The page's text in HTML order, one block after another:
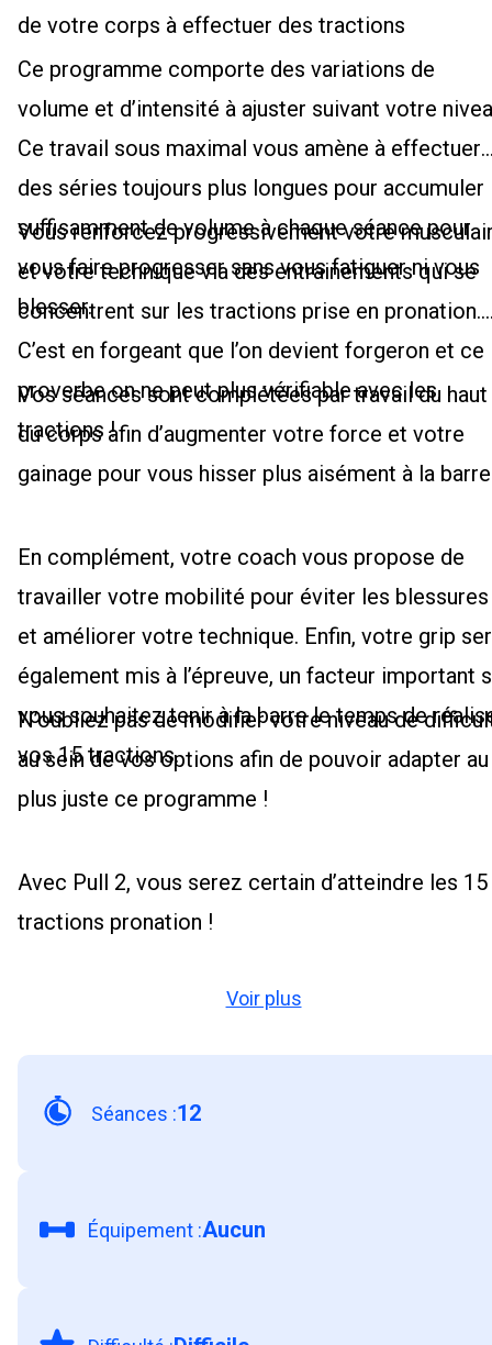
de votre corps à effectuer des tractions
Ce programme comporte des variations de
volume et d’intensité à ajuster suivant votre
Ce travail sous maximal vous amène à effectuer
des séries toujours plus longues pour accumuler
suffisamment de volume à chaque séance pour
vous faire progresser sans vous fatiguer ni vous
blesser.
Vous renforcez progressivement votre
et votre technique via des entrainements qui se
concentrent sur les tractions prise en pronation.
C’est en forgeant que l’on devient forgeron et ce
proverbe on ne peut plus vérifiable avec les
tractions !
Vos séances sont complétées par travail du haut
du corps afin d’augmenter votre force et votre
gainage pour vous hisser plus aisément à la
En complément, votre coach vous propose de
travailler votre mobilité pour éviter les blessures
et améliorer votre technique. Enfin, votre grip
également mis à l’épreuve, un facteur important
vous souhaitez tenir à la barre le temps de
vos 15 tractions.
N’oubliez pas de modifier votre niveau de
au sein de vos options afin de pouvoir adapter au
plus juste ce programme !
Avec Pull 2, vous serez certain d’atteindre les 15
tractions pronation !
Voir plus
12
Séances :
Aucun
Équipement :